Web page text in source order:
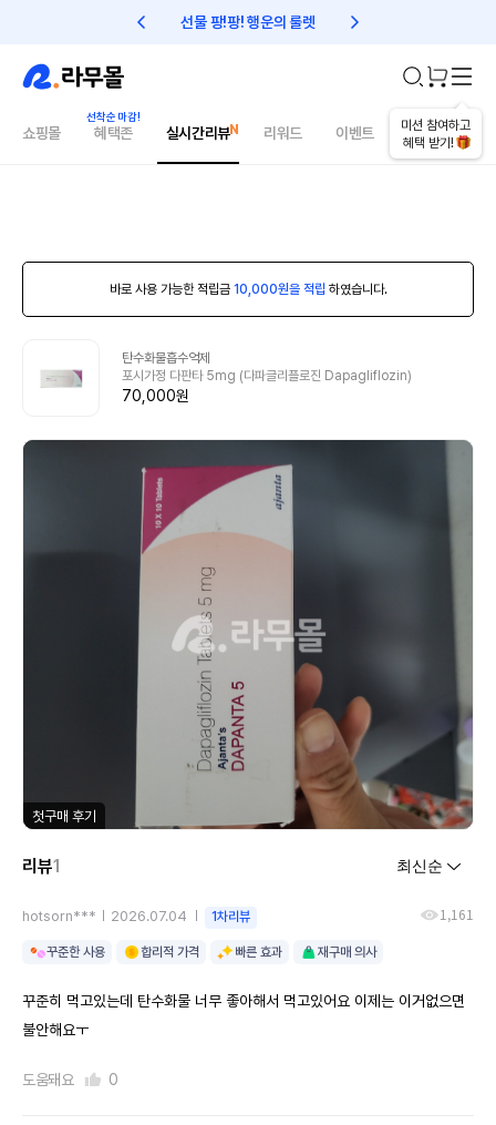
선물 팡!팡! 행운의 룰렛 친구초대 1만원 리워드!
미션 참여하고
혜택 받기!
쇼핑몰 혜택존 실시간리뷰 리워드 이벤트 건강매거진
바로 사용 가능한 적립금 10,000원을 적립 하였습니다.
탄수화물흡수억제
포시가정 다판타 5mg (다파글리플로진 Dapagliflozin)
70,000원
첫구매 후기
리뷰1
hotsorn*** 2026.07.04 1차리뷰 1,161
꾸준한 사용 합리적 가격 빠른 효과 재구매 의사
꾸준히 먹고있는데 탄수화물 너무 좋아해서 먹고있어요 이제는 이거없으면
불안해요ㅜ
도움돼요 0